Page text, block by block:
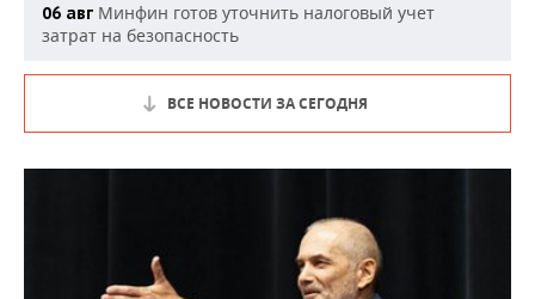
06 авг Минфин готов уточнить налоговый учет
затрат на безопасность
ВСЕ НОВОСТИ ЗА СЕГОДНЯ